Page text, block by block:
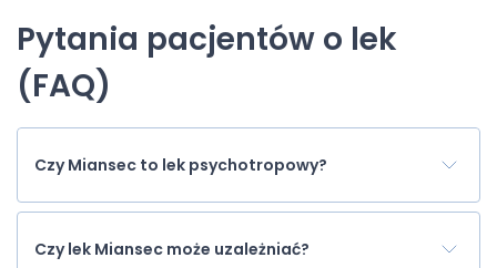
Pytania pacjentów o lek
(FAQ)
Czy Miansec to lek psychotropowy?
Czy lek Miansec może uzależniać?